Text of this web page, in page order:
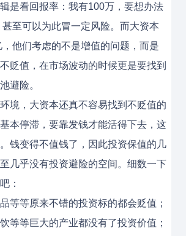
是看回报率：我有100万，要想办法
至可以为此冒一定风险。而大资本
他们考虑的不是增值的问题，而是
贬值，在市场波动的时候更是要找到
避险。
境，大资本还真不容易找到不贬值的
本停滞，要靠发钱才能活得下去，这
钱变得不值钱了，因此投资保值的几
几乎没有投资避险的空间。细数一下
：
等等原来不错的投资标的都会贬值；
等等巨大的产业都没有了投资价值；